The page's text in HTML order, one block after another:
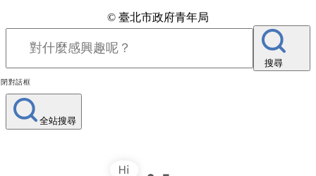
© 臺北市政府青年局
搜尋
對話框
全站搜尋